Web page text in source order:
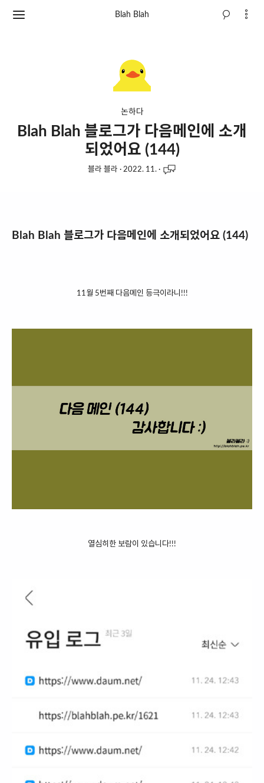
Blah Blah
논하다
Blah Blah 블로그가 다음메인에 소개
되었어요 (144)
블라 블라 · 2022. 11. ·
Blah Blah 블로그가 다음메인에 소개되었어요 (144)
11월 5번째 다음메인 등극이라니!!!
열심히한 보람이 있습니다!!!